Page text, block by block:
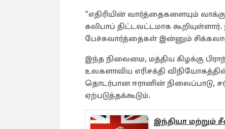
“எதிரியின் வார்த்தைகளையும்
கலிபாப் திட்டவட்டமாக
பேச்சுவார்த்தைகள் இன்னும்
இந்த நிலைமை, மத்திய கிழக்கு
உலகளாவிய எரிசக்தி
தொடர்பான ஈரானின் நிலைப்பாடு,
ஏற்படுத்தக்கூடும்.
இந்தியா மற்றும்